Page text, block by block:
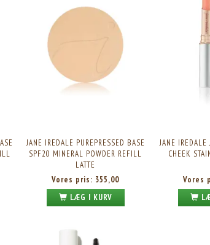
NUPO ONE MEAL BAR BROWNIE CRUNCH, 60G.
21,95
JANE IREDALE PUREPRESSED BASE
SPF20 MINERAL POWDER REFILL
LATTE
Vores pris: 355,00
LÆG I KURV
JANE
CHEEK
Vores